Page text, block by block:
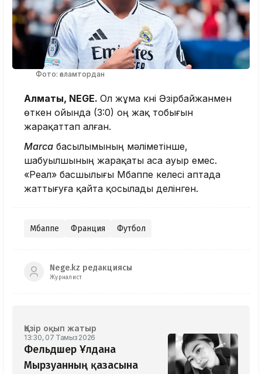
Фото: ғаламтордан
Алматы, NEGE. Ол жұма күні Әзірбайжанмен
өткен ойында (3:0) оң жақ тобығын
жарақаттап алған.
Marca басылымының мәліметінше,
шабуылшының жарақаты аса ауыр емес.
«Реал» басшылығы Мбаппе келесі аптада
жаттығуға қайта қосылады делінген.
Мбаппе Франция Футбол
Nege.kz редакциясы
Журналист
Қазір оқып жатыр
13:30, 07 Тамыз 2026
Фельдшер Ұлдана
Мырзуанның қазасына